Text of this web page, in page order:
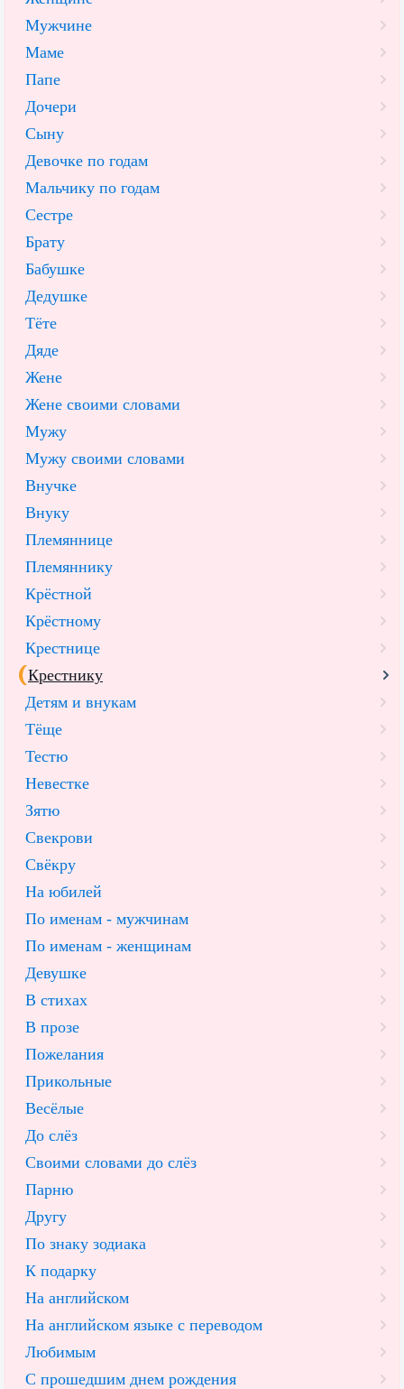
Мужчине
Маме
Папе
Дочери
Сыну
Девочке по годам
Мальчику по годам
Сестре
Брату
Бабушке
Дедушке
Тёте
Дяде
Жене
Жене своими словами
Мужу
Мужу своими словами
Внучке
Внуку
Племяннице
Племяннику
Крёстной
Крёстному
Крестнице
Крестнику
Детям и внукам
Тёще
Тестю
Невестке
Зятю
Свекрови
Свёкру
На юбилей
По именам - мужчинам
По именам - женщинам
Девушке
В стихах
В прозе
Пожелания
Прикольные
Весёлые
До слёз
Своими словами до слёз
Парню
Другу
По знаку зодиака
К подарку
На английском
На английском языке с переводом
Любимым
С прошедшим днем рождения